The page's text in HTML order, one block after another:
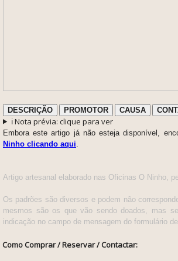
DESCRIÇÃO PROMOTOR CAUSA
ℹ️ Nota prévia: clique para ver
Embora este artigo já não esteja disponível,
Ninho clicando aqui
Artigo artesanal elaborado nas Oficinas O Ninho,
Os padrões são diversos e podem não
mesmos são os que vão sendo doados, mas
indicação no campo de mensagem do formulário
Como Comprar / Reservar / Contactar: